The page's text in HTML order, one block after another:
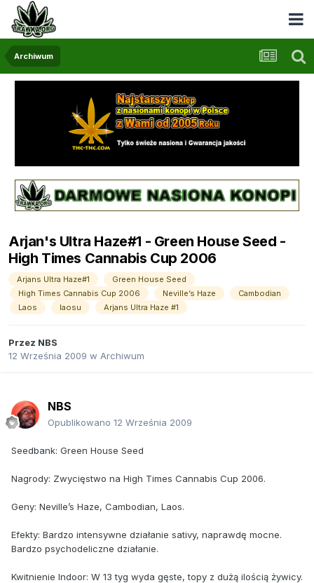
Archiwum
Arjan's Ultra Haze#1 - Green House Seed -
High Times Cannabis Cup 2006
Arjans Ultra Haze#1
Green House Seed
High Times Cannabis Cup 2006
Neville’s Haze
Cambodian
Laos
laosu Arjans Ultra Haze #1
Przez NBS
12 Września 2009 w Archiwum
NBS
Opublikowano 12 Września 2009
Seedbank: Green House Seed
Nagrody: Zwycięstwo na High Times Cannabis Cup 2006.
Geny: Neville’s Haze, Cambodian, Laos.
Efekty: Bardzo intensywne działanie sativy, naprawdę mocne.
Bardzo psychodeliczne działanie.
Kwitnienie Indoor: W 13 tyg wyda gęste, topy z dużą ilością żywicy.